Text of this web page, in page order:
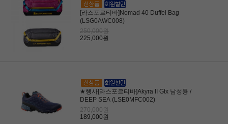
[라스포르티바]Nomad 40 Duffel Bag
(LSG0AWC008)
250,000원
225,000원
★행사[라스포르티바]Akyra II Gtx 남성용 /
DEEP SEA (LSE0MFC002)
270,000원
189,000원